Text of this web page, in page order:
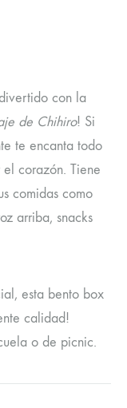
con la
de Chihiro! Si
te encanta todo
corazón. Tiene
comidas como
arriba, snacks
esta bento box
calidad!
o de picnic.